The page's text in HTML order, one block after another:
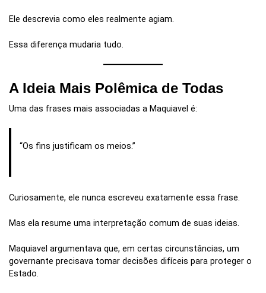
Ele descrevia como eles realmente agiam.
Essa diferença mudaria tudo.
A Ideia Mais Polêmica de Todas
Uma das frases mais associadas a Maquiavel é:
“Os fins justificam os meios.”
Curiosamente, ele nunca escreveu exatamente essa frase.
Mas ela resume uma interpretação comum de suas ideias.
Maquiavel argumentava que, em certas circunstâncias, um
governante precisava tomar decisões difíceis para proteger o
Estado.